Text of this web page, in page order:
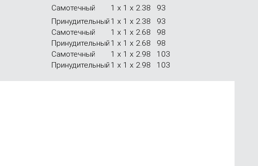
Самотечный 1 x 1 x 2.38
93
Принудительный 1 x 1 x 2.38
93
Самотечный 1 x 1 x 2.68
98
Принудительный 1 x 1 x 2.68
98
Самотечный 1 x 1 x 2.98
103
Принудительный 1 x 1 x 2.98 103